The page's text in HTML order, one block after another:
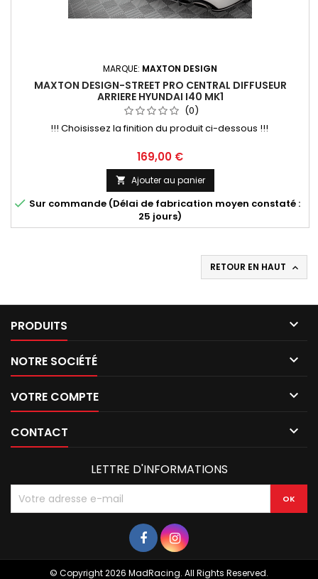
MARQUE: MAXTON DESIGN
MAXTON DESIGN-STREET PRO CENTRAL DIFFUSEUR
ARRIERE HYUNDAI I40 MK1
(0)
!!! Choisissez la finition du produit ci-dessous !!!
Prix
169,00 €
 Ajouter au panier
 Sur commande (Délai de fabrication moyen constaté :
25 jours)
RETOUR EN HAUT 
PRODUITS 
NOTRE SOCIÉTÉ 
VOTRE COMPTE 
CONTACT 
LETTRE D'INFORMATIONS
© Copyright 2026 MadRacing. All Rights Reserved.